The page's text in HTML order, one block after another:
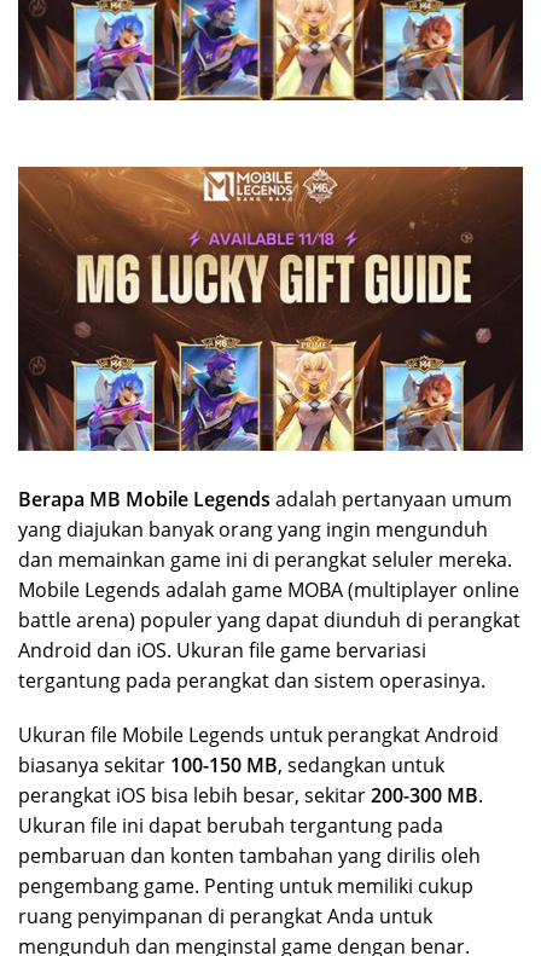
Berapa MB Mobile Legends adalah pertanyaan umum
yang diajukan banyak orang yang ingin mengunduh
dan memainkan game ini di perangkat seluler mereka.
Mobile Legends adalah game MOBA (multiplayer online
battle arena) populer yang dapat diunduh di perangkat
Android dan iOS. Ukuran file game bervariasi
tergantung pada perangkat dan sistem operasinya.
Ukuran file Mobile Legends untuk perangkat Android
biasanya sekitar 100-150 MB, sedangkan untuk
perangkat iOS bisa lebih besar, sekitar200-300 MB.
Ukuran file ini dapat berubah tergantung pada
pembaruan dan konten tambahan yang dirilis oleh
pengembang game. Penting untuk memiliki cukup
ruang penyimpanan di perangkat Anda untuk
mengunduh dan menginstal game dengan benar.